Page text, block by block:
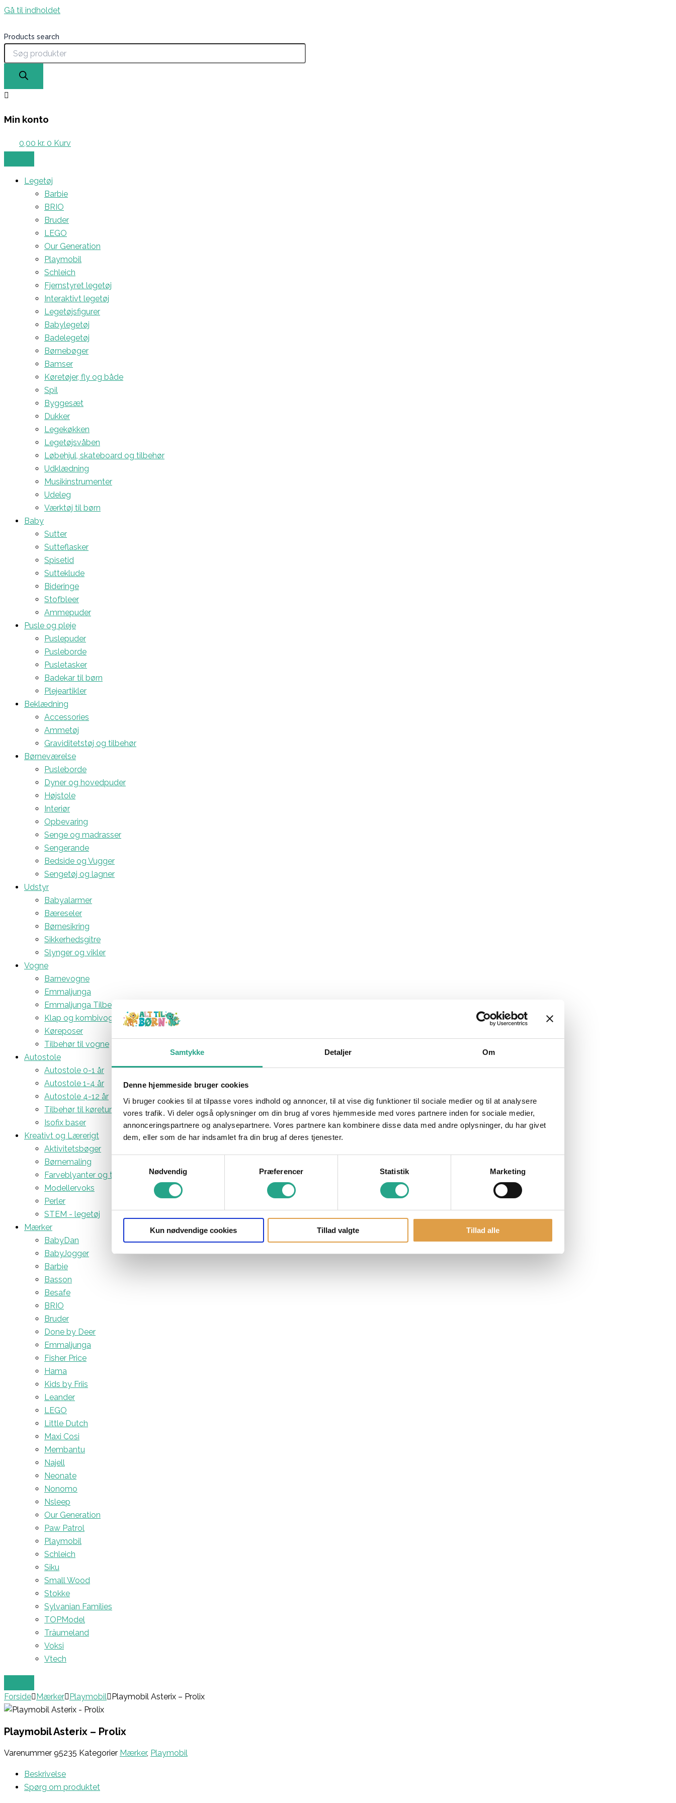
Samtykke Detaljer Om
Denne hjemmeside bruger cookies
Vi bruger cookies til at tilpasse vores indhold og annoncer, til at vise dig funktioner til sociale medier og til at analysere
vores trafik. Vi deler også oplysninger om din brug af vores hjemmeside med vores partnere inden for sociale medier,
annonceringspartnere og analysepartnere. Vores partnere kan kombinere disse data med andre oplysninger, du har givet
dem, eller som de har indsamlet fra din brug af deres tjenester.
Nødvendig
Præferencer Statistik Marketing
Kun nødvendige cookies Tillad valgte Tillad alle
Gå til indholdet
Products search
Min konto
0,00 kr. 0 Kurv
Legetøj
Barbie
BRIO
Bruder
LEGO
Our Generation
Playmobil
Schleich
Fjernstyret legetøj
Interaktivt legetøj
Legetøjsfigurer
Babylegetøj
Badelegetøj
Børnebøger
Bamser
Køretøjer, fly og både
Spil
Byggesæt
Dukker
Legekøkken
Legetøjsvåben
Løbehjul, skateboard og tilbehør
Udklædning
Musikinstrumenter
Udeleg
Værktøj til børn
Baby
Sutter
Sutteflasker
Spisetid
Sutteklude
Bideringe
Stofbleer
Ammepuder
Pusle og pleje
Puslepuder
Pusleborde
Pusletasker
Badekar til børn
Plejeartikler
Beklædning
Accessories
Ammetøj
Graviditetstøj og tilbehør
Børneværelse
Pusleborde
Dyner og hovedpuder
Højstole
Interiør
Opbevaring
Senge og madrasser
Sengerande
Bedside og Vugger
Sengetøj og lagner
Udstyr
Babyalarmer
Bæreseler
Børnesikring
Sikkerhedsgitre
Slynger og vikler
Vogne
Barnevogne
Emmaljunga
Emmaljunga Tilbehør
Klap og kombivogne
Køreposer
Tilbehør til vogne
Autostole
Autostole 0-1 år
Autostole 1-4 år
Autostole 4-12 år
Tilbehør til køreturen
Isofix baser
Kreativt og Lærerigt
Aktivitetsbøger
Børnemaling
Farveblyanter og tuscher
Modellervoks
Perler
STEM - legetøj
Mærker
BabyDan
BabyJogger
Barbie
Basson
Besafe
BRIO
Bruder
Done by Deer
Emmaljunga
Fisher Price
Hama
Kids by Friis
Leander
LEGO
Little Dutch
Maxi Cosi
Membantu
Najell
Neonate
Nonomo
Nsleep
Our Generation
Paw Patrol
Playmobil
Schleich
Siku
Small Wood
Stokke
Sylvanian Families
TOPModel
Träumeland
Voksi
Vtech
Forside Mærker Playmobil Playmobil Asterix – Prolix
Playmobil Asterix – Prolix
Varenummer 95235 Kategorier Mærker, Playmobil
Beskrivelse
Spørg om produktet